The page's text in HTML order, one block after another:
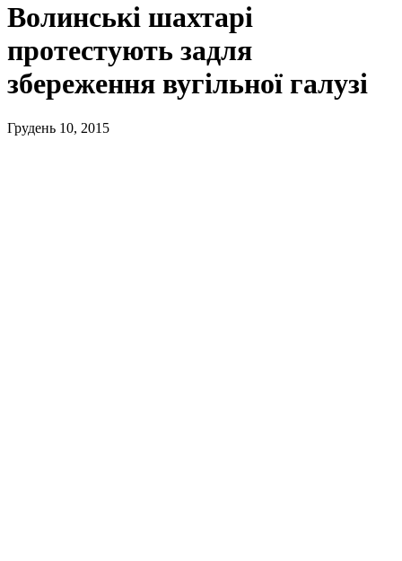
Волинські шахтарі
протестують задля
збереження вугільної галузі
Грудень 10, 2015